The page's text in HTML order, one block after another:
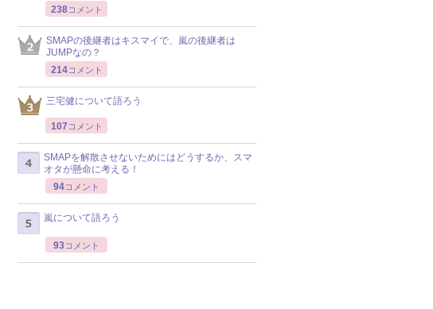
238コメント
SMAPの後継者はキスマイで、嵐の後継者は
JUMPなの？
214コメント
三宅健について語ろう
107 コメント
SMAPを解散させないためにはどうするか、スマ
オタが懸命に考える！
94コメント
嵐について語ろう
93コメント